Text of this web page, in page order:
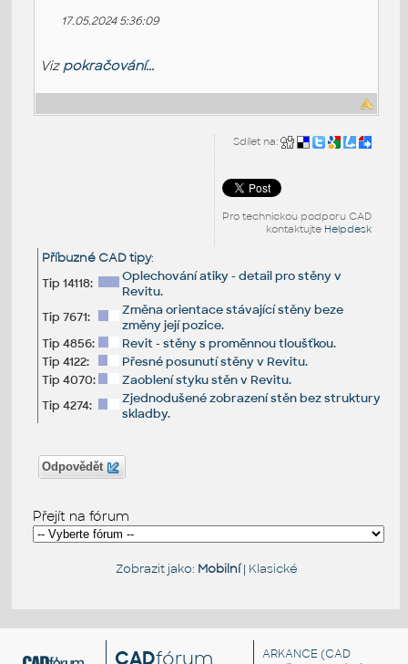
17.05.2024 5:36:09
Viz pokračování...
Sdílet na:
Pro technickou podporu CAD
kontaktujte Helpdesk
Příbuzné CAD tipy:
Tip 14118:
Oplechování atiky - detail pro stěny v
Revitu.
Tip 7671:
Změna orientace stávající stěny beze
změny její pozice.
Tip 4856:
Revit - stěny s proměnnou tloušťkou.
Tip 4122:
Přesné posunutí stěny v Revitu.
Tip 4070:
Zaoblení styku stěn v Revitu.
Tip 4274:
Zjednodušené zobrazení stěn bez struktury
skladby.
Odpovědět
Přejít na fórum
Zobrazit jako: Mobilní| Klasické
CADfórum ARKANCE (CAD